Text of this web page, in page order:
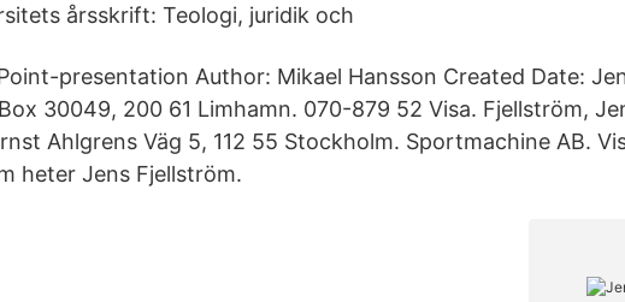
årsskrift: Teologi, juridik och
presentation Author: Mikael Hansson Created Date:
30049, 200 61 Limhamn. 070-879 52 Visa. Fjellström,
Ahlgrens Väg 5, 112 55 Stockholm. Sportmachine AB.
heter Jens Fjellström.